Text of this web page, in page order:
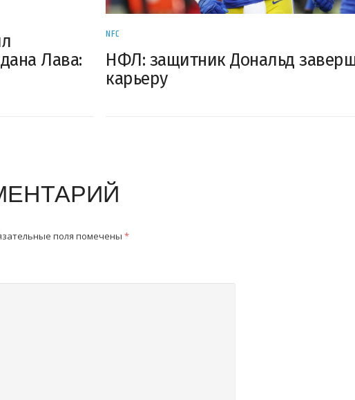
Лава:
NFC
НФЛ: защитник Дональд
карьеру
поля помечены *